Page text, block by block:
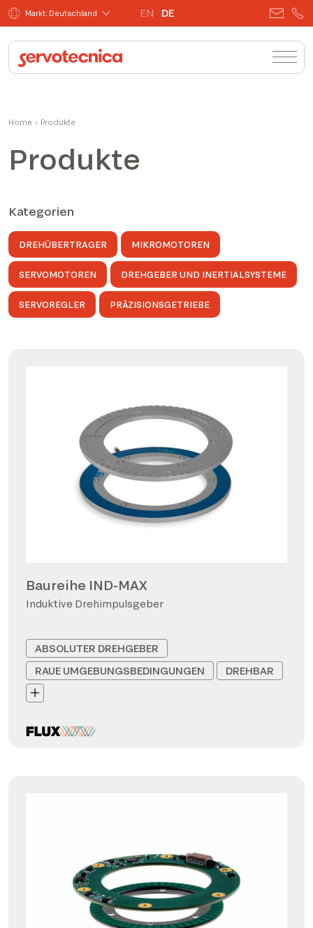
Markt: Deutschland EN DE
Home › Produkte
Produkte
Kategorien
DREHÜBERTRAGER MIKROMOTOREN
SERVOMOTOREN DREHGEBER UND INERTIALSYSTEME
SERVOREGLER PRÄZISIONSGETRIEBE
Baureihe IND-MAX
Induktive Drehimpulsgeber
ABSOLUTER DREHGEBER
RAUE UMGEBUNGSBEDINGUNGEN
DREHBAR